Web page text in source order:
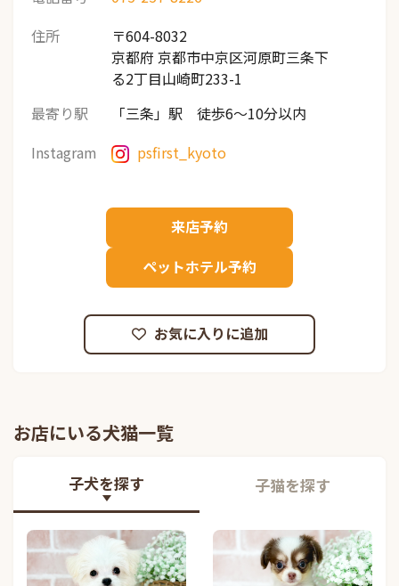
住所
〒604-8032
京都府 京都市中京区河原町三条下
る2丁目山崎町233-1
最寄り駅
「三条」駅 徒歩6～10分以内
Instagram
psfirst_kyoto
来店予約
ペットホテル予約
お気に入りに追加
お店にいる犬猫一覧
子犬を探す 子猫を探す